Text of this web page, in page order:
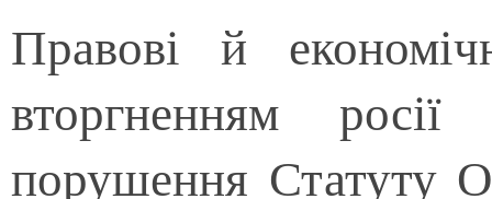
Правові й
вторгненням
порушення Статуту